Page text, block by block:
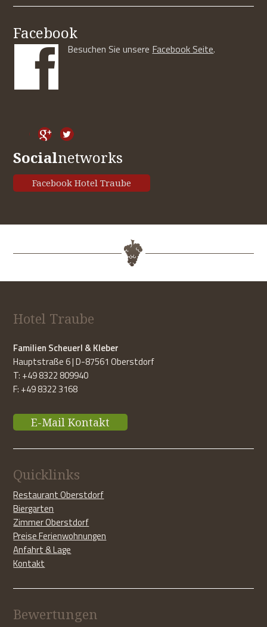
Facebook
Besuchen Sie unsere Facebook Seite.
Socialnetworks
Facebook Hotel Traube
Hotel Traube
Familien Scheuerl & Kleber
Hauptstraße 6 | D-87561 Oberstdorf
T: +49 8322 809940
F: +49 8322 3168
E-Mail Kontakt
Quicklinks
Restaurant Oberstdorf
Biergarten
Zimmer Oberstdorf
Preise Ferienwohnungen
Anfahrt & Lage
Kontakt
Bewertungen